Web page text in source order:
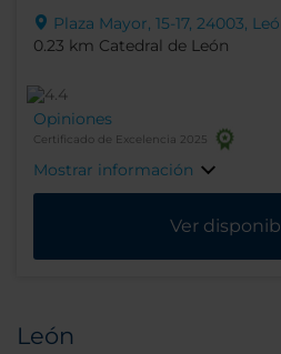
Plaza Mayor, 15-17, 24003,
0.23 km Catedral de León
Opiniones
Certificado de Excelencia 2025
Mostrar información
Ver
León